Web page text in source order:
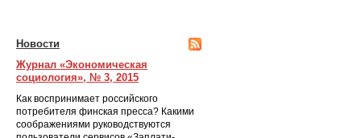
Новости
Журнал «Экономическая
социология», № 3, 2015
Как воспринимает российского
потребителя финская пресса? Какими
соображениями руководствуются